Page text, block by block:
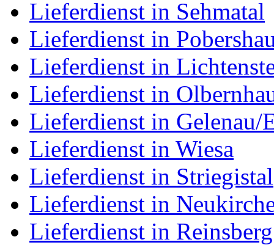
Lieferdienst in Sehmatal
Lieferdienst in
Lieferdienst in
Lieferdienst in
Lieferdienst in Gelenau/
Lieferdienst in Wiesa
Lieferdienst in Striegistal
Lieferdienst in
Lieferdienst in Reinsberg